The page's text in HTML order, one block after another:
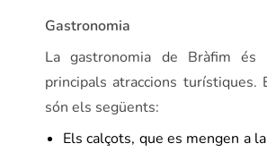
Gastronomia
La gastronomia de Bràfim
principals atraccions turístiques.
són els següents:
Els calçots, que es mengen a